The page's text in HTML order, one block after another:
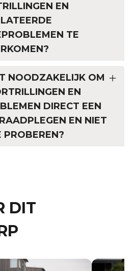
EN
TE
NOODZAKELIJK OM
EN
DIRECT EEN
EN NIET
PROBEREN?
DIT